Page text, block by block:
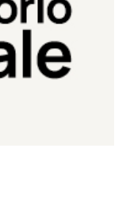
de Filippo